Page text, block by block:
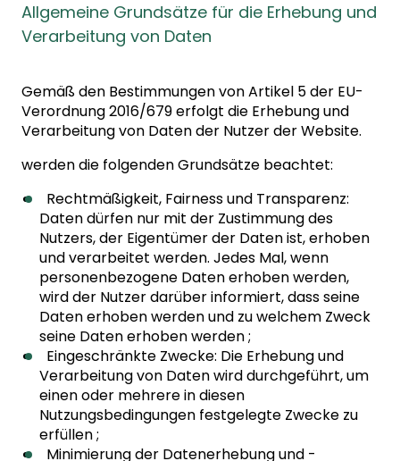
Allgemeine Grundsätze für die Erhebung und
Verarbeitung von Daten
Gemäß den Bestimmungen von Artikel 5 der EU-
Verordnung 2016/679 erfolgt die Erhebung und
Verarbeitung von Daten der Nutzer der Website.
werden die folgenden Grundsätze beachtet:
Rechtmäßigkeit, Fairness und Transparenz:
Daten dürfen nur mit der Zustimmung des
Nutzers, der Eigentümer der Daten ist, erhoben
und verarbeitet werden. Jedes Mal, wenn
personenbezogene Daten erhoben werden,
wird der Nutzer darüber informiert, dass seine
Daten erhoben werden und zu welchem Zweck
seine Daten erhoben werden ;
Eingeschränkte Zwecke: Die Erhebung und
Verarbeitung von Daten wird durchgeführt, um
einen oder mehrere in diesen
Nutzungsbedingungen festgelegte Zwecke zu
erfüllen ;
Minimierung der Datenerhebung und -